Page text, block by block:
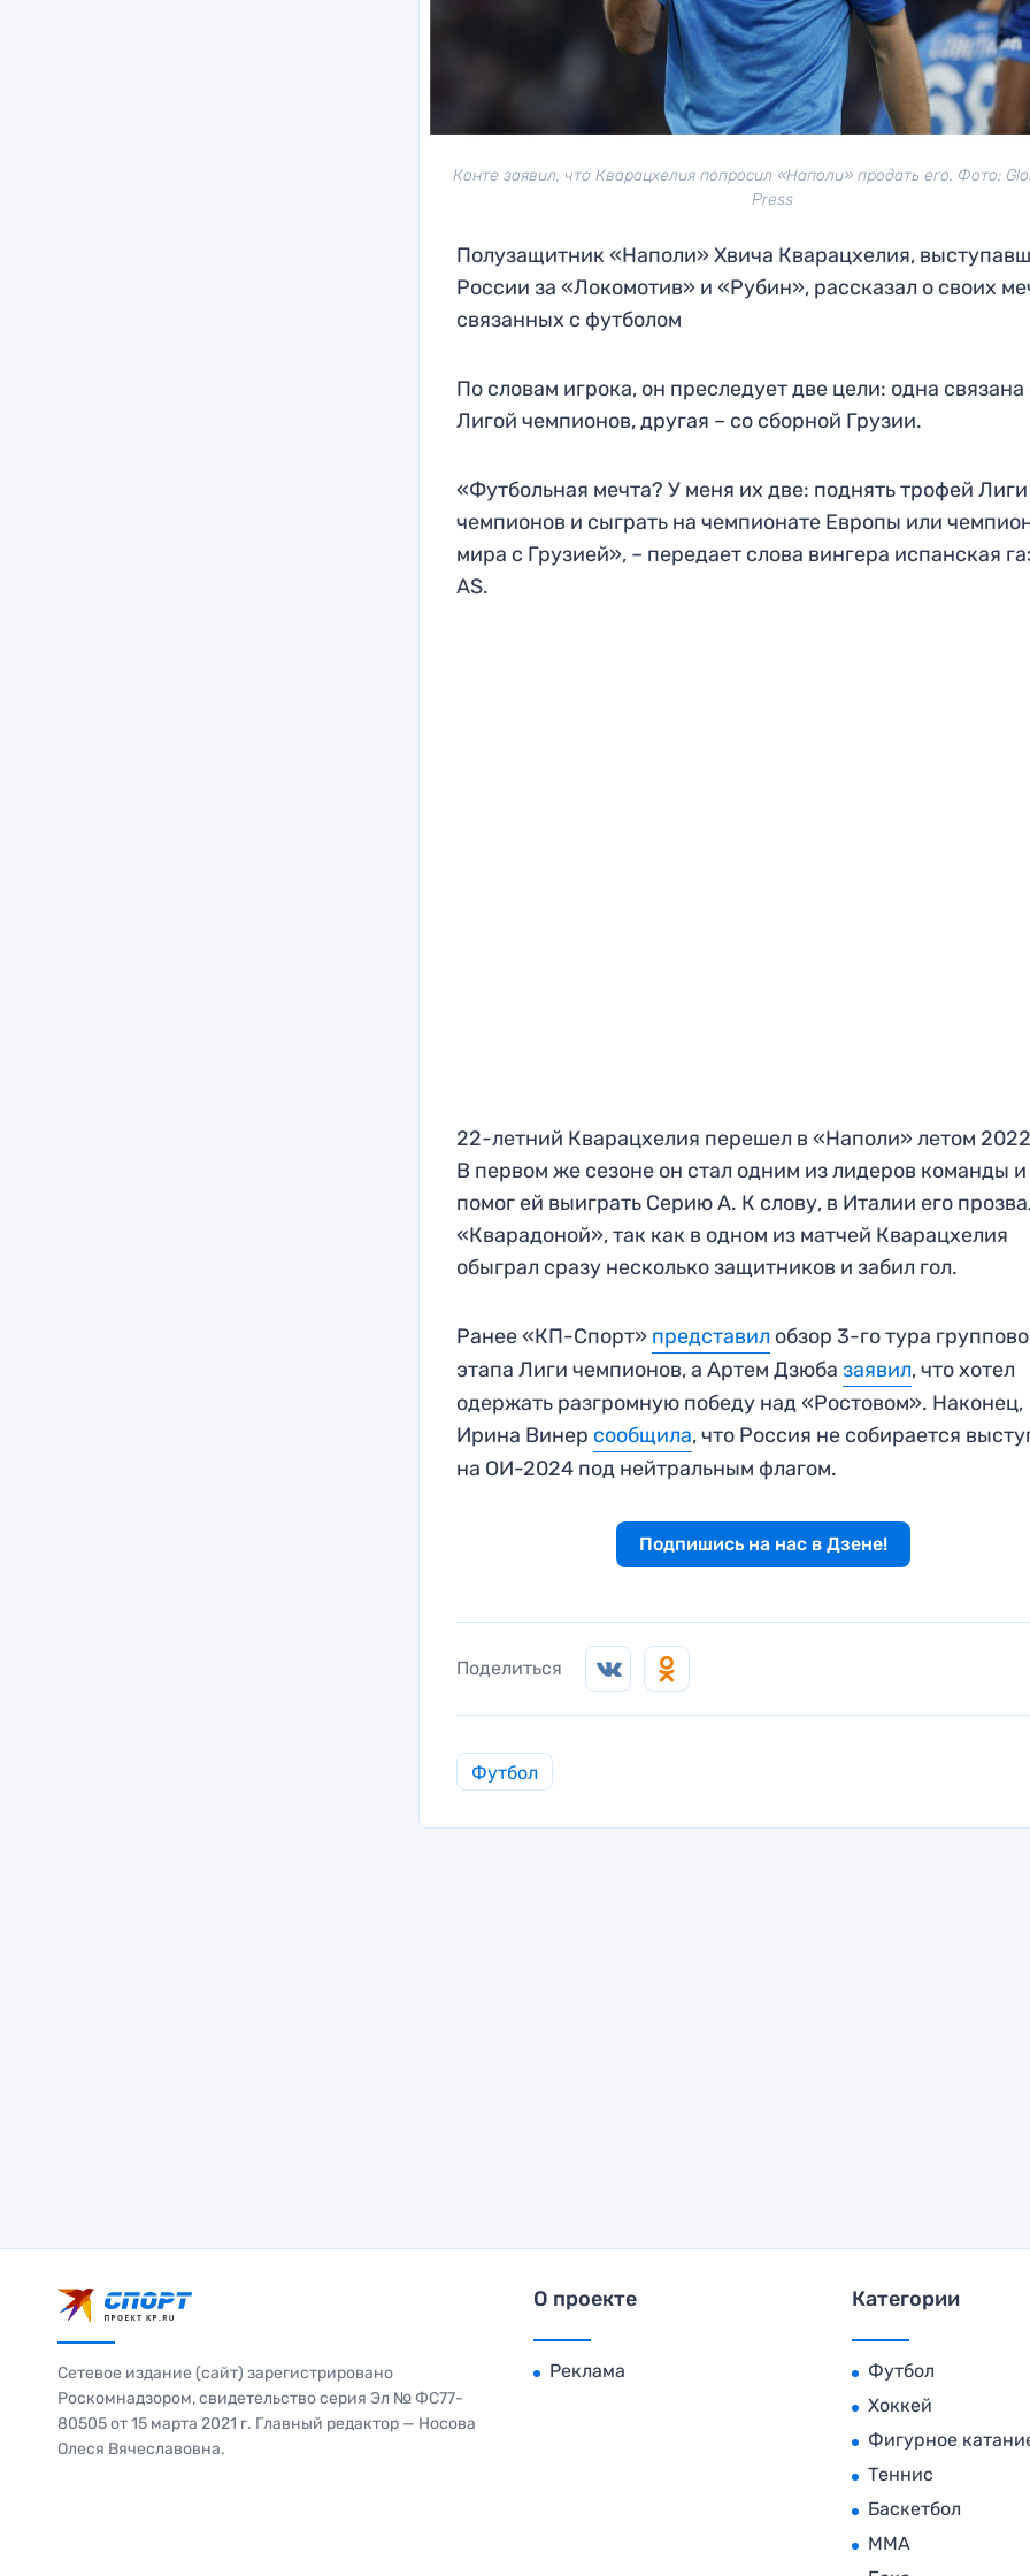
Конте заявил, что Кварацхелия попросил «Наполи» продать его. Фото:
Press
Полузащитник «Наполи» Хвича Кварацхелия,
России за «Локомотив» и «Рубин», рассказал о своих
связанных с футболом
По словам игрока, он преследует две цели: одна связана
Лигой чемпионов, другая – со сборной Грузии.
«Футбольная мечта? У меня их две: поднять трофей Лиги
чемпионов и сыграть на чемпионате Европы или
мира с Грузией», – передает слова вингера испанская
AS.
22-летний Кварацхелия перешел в «Наполи» летом
В первом же сезоне он стал одним из лидеров команды и
помог ей выиграть Серию А. К слову, в Италии его
«Кварадоной», так как в одном из матчей Кварацхелия
обыграл сразу несколько защитников и забил гол.
Ранее «КП-Спорт» представил обзор 3-го тура
этапа Лиги чемпионов, а Артем Дзюбазаявил, что хотел
одержать разгромную победу над «Ростовом». Наконец,
Ирина Винер сообщила, что Россия не собирается
на ОИ-2024 под нейтральным флагом.
Подпишись на нас в Дзене!
Поделиться
Футбол
Сетевое издание (сайт) зарегистрировано
Роскомнадзором, свидетельство серия Эл № ФС77-
80505 от 15 марта 2021 г. Главный редактор — Носова
Олеся Вячеславовна.
О проекте
Реклама
Категории
Футбол
Хоккей
Фигурное
Теннис
Баскетбол
MMA